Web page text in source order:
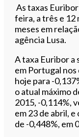
As taxas
feira, a três e 12
meses em
agência Lusa.
A taxa Euribor a
em Portugal
hoje para -
o atual máximo
2015, -0,114%,
em 23 de abril,
de -0,448%, em